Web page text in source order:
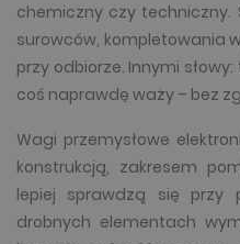
chemiczny czy techniczny.
surowców, kompletowania
przy odbiorze. Innymi
coś naprawdę waży – bez
Wagi przemysłowe
konstrukcją, zakresem
lepiej sprawdzą się przy
drobnych elementach